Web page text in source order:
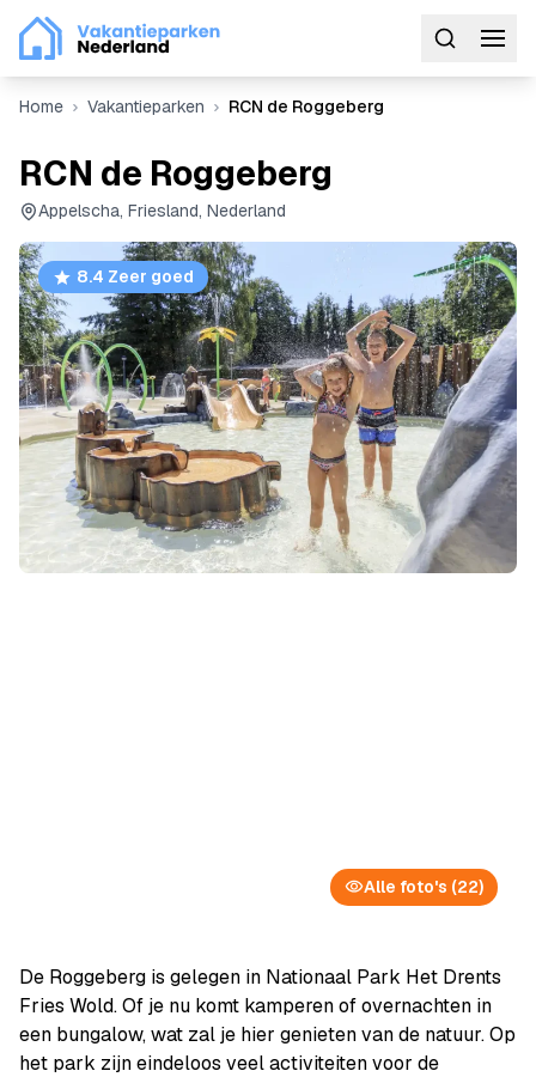
Home Vakantieparken RCN de Roggeberg
RCN de Roggeberg
Appelscha, Friesland, Nederland
8.4 Zeer goed
Alle foto's (22)
De Roggeberg is gelegen in Nationaal Park Het Drents
Fries Wold. Of je nu komt kamperen of overnachten in
een bungalow, wat zal je hier genieten van de natuur. Op
het park zijn eindeloos veel activiteiten voor de